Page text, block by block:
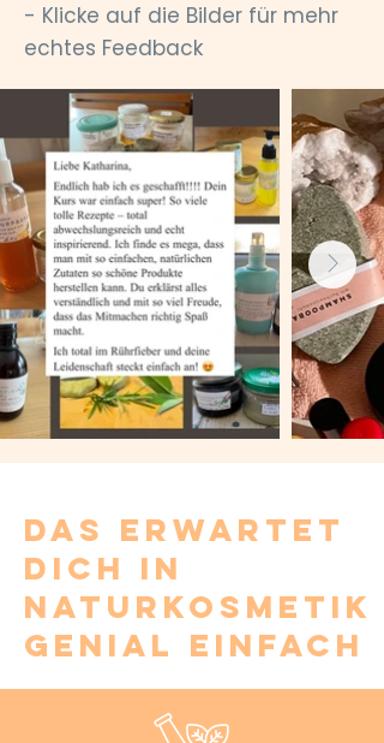
- Klicke auf die Bilder für mehr
echtes Feedback
Das erwartet
dich in
Naturkosmetik
genial einfach